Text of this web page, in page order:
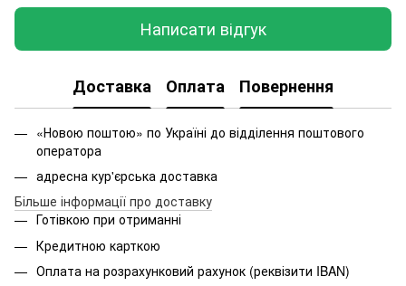
Написати відгук
Доставка Оплата Повернення
«Новою поштою» по Україні до відділення поштового
оператора
адресна кур'єрська доставка
Більше інформації про доставку
Готівкою при отриманні
Кредитною карткою
Оплата на розрахунковий рахунок (реквізити IBAN)